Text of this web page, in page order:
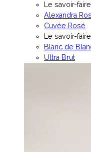
Le savoir-
Alexandra
Cuvée Rosé
⁠Le savoir-
Blanc de
Ultra Brut